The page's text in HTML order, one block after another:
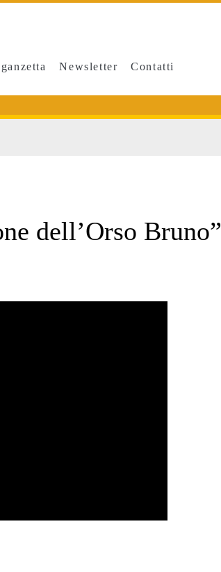
Newsletter Contatti
dell’Orso Bruno”